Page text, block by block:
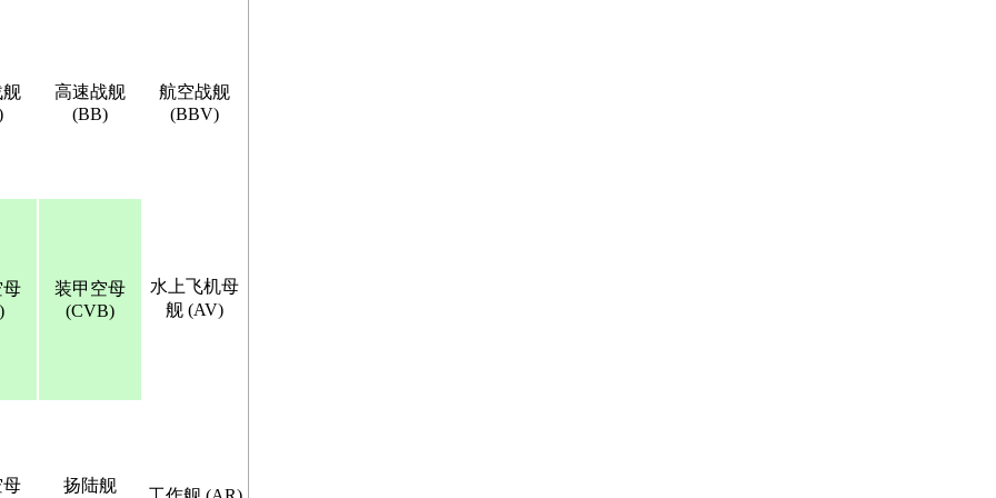
舰
高速战舰
(BB)
航空战舰
(BBV)
母
装甲空母
(CVB)
水上飞机母
舰 (AV)
母
扬陆舰